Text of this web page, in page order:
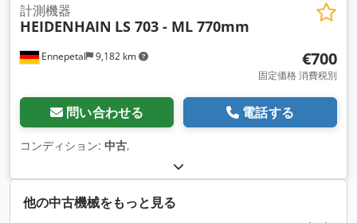
Ennepetal 9,182 km
計測機器
HEIDENHAIN LS 703 - ML 770mm
€700
固定価格 消費税別
問い合わせる 電話する
コンディション: 中古,
他の中古機械をもっと見る